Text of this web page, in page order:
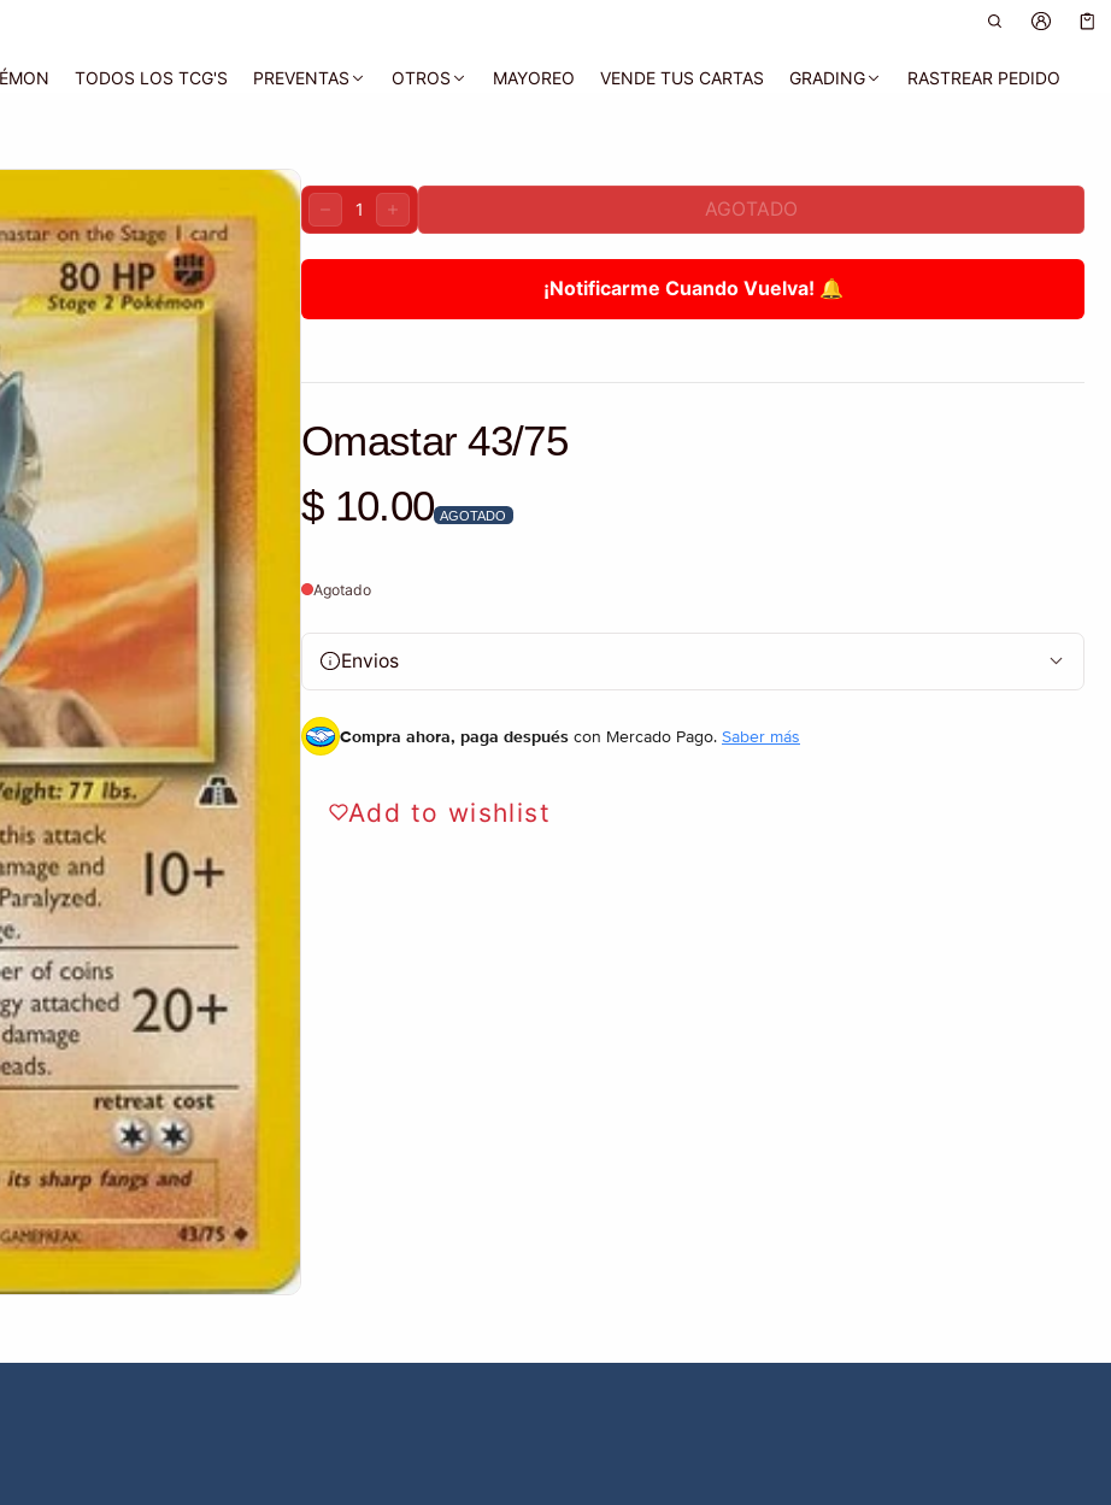
TODOS LOS TCG'S PREVENTAS OTROS MAYOREO VENDE TUS CARTAS GRADING RASTREAR PEDIDO
Cantidad:
DISMINUIRAUMENTAR AGOTADO
¡Notificarme Cuando Vuelva! 🔔
Omastar 43/75
Precio habitual
$ 10.00 AGOTADO
Agotado
Envios
Compra ahora, paga después con Mercado Pago. Saber más
Add to wishlist